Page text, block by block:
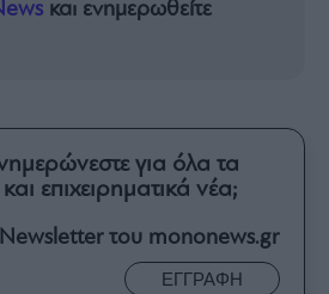
και ενημερωθείτε
για όλα τα
επιχειρηματικά νέα;
Newsletter του mononews.gr
ΕΓΓΡΑΦΗ